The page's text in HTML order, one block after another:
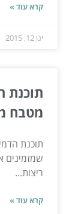
קרא עוד »
ינו 12, 2015
תוכנת
מטבח
תוכנת
שמזמינים
ריצות...
קרא עוד »